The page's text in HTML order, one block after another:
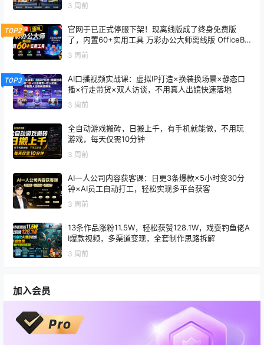
3 周前
TOP2
官网于已正式停服下架！现离线版成了终身免费版
了，内置60+实用工具 万彩办公大师离线版 OfficeBo
3 周前
TOP3
AI口播视频实战课：虚拟IP打造×换装换场景×静态口
播×行走带货×双人访谈，不用真人出镜快速落地
3 周前
全自动游戏搬砖，日搬上千，有手机就能做，不用玩
游戏，每天仅需10分钟
3 周前
AI一人公司内容获客课：日更3条爆款×5小时变30分
钟×AI员工自动打工，轻松实现多平台获客
3 周前
13条作品涨粉11.5W，轻松获赞128.1W，戏耍钓鱼佬A
I爆款视频，多渠道变现，全套制作思路拆解
3 周前
加入会员